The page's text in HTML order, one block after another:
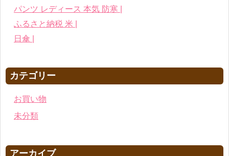
パンツ レディース 本気 防寒 |
ふるさと納税 米 |
日傘 |
カテゴリー
お買い物
未分類
アーカイブ